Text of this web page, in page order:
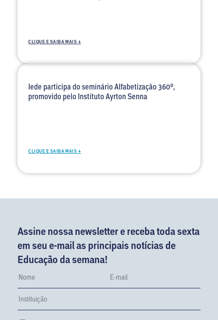
CLIQUE E SAIBA MAIS +
Iede participa do seminário Alfabetização 360º,
promovido pelo Instituto Ayrton Senna
CLIQUE E SAIBA MAIS +
Assine nossa newsletter e receba toda sexta
em seu e-mail as principais notícias de
Educação da semana!